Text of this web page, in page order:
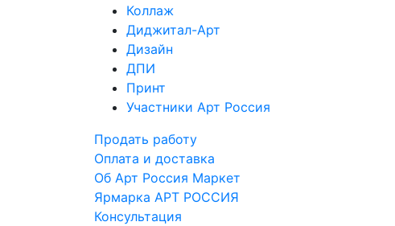
Коллаж
Диджитал-Арт
Дизайн
ДПИ
Принт
Участники Арт Россия
Продать работу
Оплата и доставка
Об Арт Россия Маркет
Ярмарка АРТ РОССИЯ
Консультация